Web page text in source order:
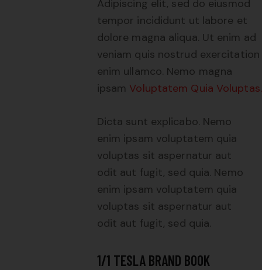
Adipiscing elit, sed do eiusmod
tempor incididunt ut labore et
dolore magna aliqua. Ut enim ad
veniam quis nostrud exercitation
enim ullamco. Nemo magna
ipsam Voluptatem Quia Voluptas.
Dicta sunt explicabo. Nemo
enim ipsam voluptatem quia
voluptas sit aspernatur aut
odit aut fugit, sed quia. Nemo
enim ipsam voluptatem quia
voluptas sit aspernatur aut
odit aut fugit, sed quia.
1/1 TESLA BRAND BOOK